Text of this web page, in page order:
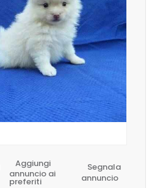
Aggiungi
annuncio ai
preferiti
Segnala
annuncio